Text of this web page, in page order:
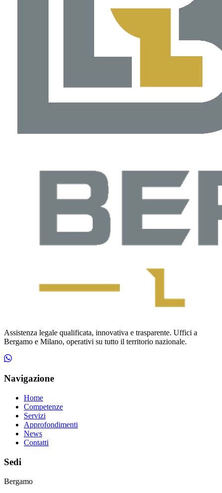
Assistenza legale qualificata, innovativa e trasparente. Uffici a
Bergamo e Milano, operativi su tutto il territorio nazionale.
Navigazione
Home
Competenze
Servizi
Approfondimenti
News
Contatti
Sedi
Bergamo